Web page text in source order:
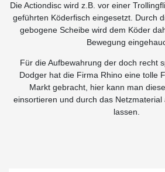
Die Actiondisc wird z.B. vor einer
geführten Köderfisch eingesetzt. Durch
gebogene Scheibe wird dem Köder
Bewegung
Für die Aufbewahrung der doch recht
Dodger hat die Firma Rhino eine tolle
Markt gebracht, hier kann man
einsortieren und durch das
lassen.